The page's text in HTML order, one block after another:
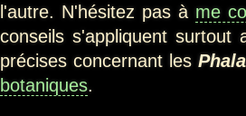
l'autre. N'hésitez pas à me
conseils s'appliquent surtout
précises concernant les
botaniques.